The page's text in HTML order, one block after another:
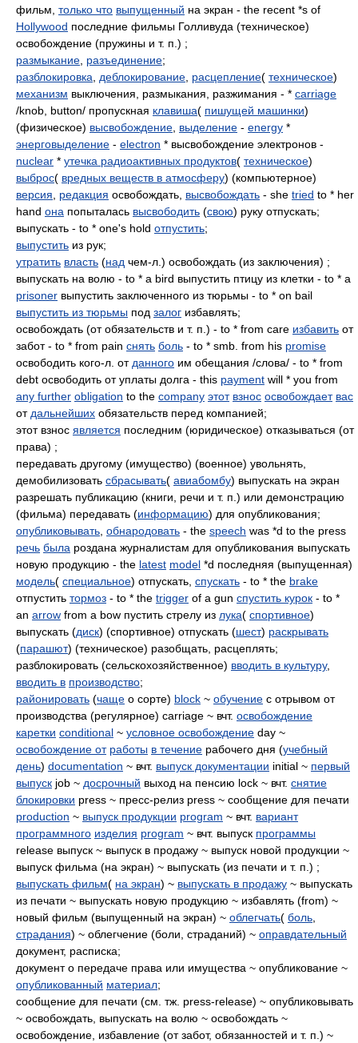
фильм, только что выпущенный на экран - the recent *s of
Hollywood последние фильмы Голливуда (техническое)
освобождение (пружины и т. п.) ;
размыкание разъединение;
разблокировка
деблокирование расцепление( техническое)
механизм выключения, размыкания, разжимания - * carriage
/knob, button/ пропускная клавиша( пишущей машинки)
(физическое) высвобождение выделение - energy *
энерговыделение - electron * высвобождение электронов -
nuclear * утечка радиоактивных продуктов( техническое)
выброс( вредных веществ в атмосферу) (компьютерное)
версия
редакция освобождать, высвобождать - she tried to * her
hand она попыталась высвободить (свою) руку отпускать;
выпускать - to * one's hold отпустить;
выпустить из рук;
утратить власть (над чем-л.) освобождать (из заключения) ;
выпускать на волю - to * a bird выпустить птицу из клетки - to * a
prisoner выпустить заключенного из тюрьмы - to * on bail
выпустить из тюрьмы под залог избавлять;
освобождать (от обязательств и т. п.) - to * from care избавить от
забот - to * from pain снять боль - to * smb. from his promise
освободить кого-л. от данного им обещания /слова/ - to * from
debt освободить от уплаты долга - this payment will * you from
any further obligation to the company этот взнос освобождает вас
от дальнейших обязательств перед компанией;
этот взнос является последним (юридическое) отказываться (от
права) ;
передавать другому (имущество) (военное) увольнять,
демобилизовать сбрасывать( авиабомбу) выпускать на экран
разрешать публикацию (книги, речи и т. п.) или демонстрацию
(фильма) передавать (информацию) для опубликования;
опубликовывать обнародовать - the speech was *d to the press
речь была роздана журналистам для опубликования выпускать
новую продукцию - the latest model *d последняя (выпущенная)
модель( специальное) отпускать, спускать - to * the brake
отпустить тормоз - to * the trigger of a gun спустить курок - to *
an arrow from a bow пустить стрелу из лука( спортивное)
выпускать (диск) (спортивное) отпускать (шест) раскрывать
(парашют) (техническое) разобщать, расцеплять;
разблокировать (сельскохозяйственное) вводить в культуру,
вводить в производство;
районировать (чаще о сорте) block ~ обучение с отрывом от
производства (регулярное) carriage ~ вчт. освобождение
каретки conditional ~ условное освобождение day ~
освобождение от работы в течение рабочего дня (учебный
день) documentation ~ вчт. выпуск документации initial ~ первый
выпуск job ~ досрочный выход на пенсию lock ~ вчт. снятие
блокировки press ~ пресс-релиз press ~ сообщение для печати
production ~ выпуск продукции program ~ вчт. вариант
программного изделия program ~ вчт. выпуск программы
release выпуск ~ выпуск в продажу ~ выпуск новой продукции ~
выпуск фильма (на экран) ~ выпускать (из печати и т. п.) ;
выпускать фильм( на экран) ~ выпускать в продажу ~ выпускать
из печати ~ выпускать новую продукцию ~ избавлять (from) ~
новый фильм (выпущенный на экран) ~ облегчать( боль
страдания) ~ облегчение (боли, страданий) ~ оправдательный
документ, расписка;
документ о передаче права или имущества ~ опубликование ~
опубликованный материал;
сообщение для печати (см. тж. press-release) ~ опубликовывать
~ освобождать, выпускать на волю ~ освобождать ~
освобождение, избавление (от забот, обязанностей и т. п.) ~